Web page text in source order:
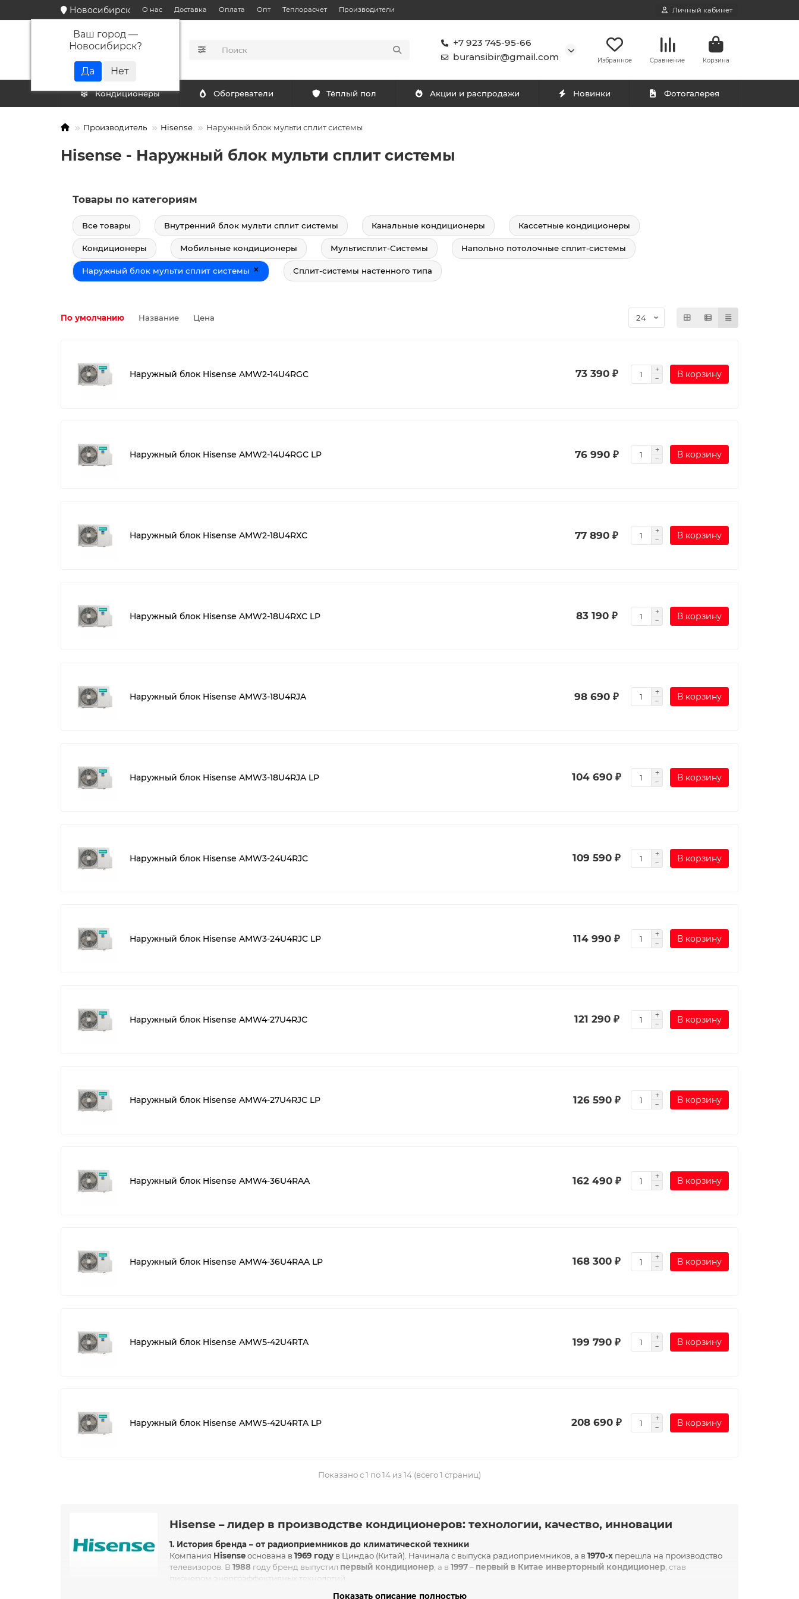
Новосибирск
Ваш город —
Новосибирск?
О нас Доставка Оплата Опт Теплорасчет Производители Личный кабинет
КАТАЛОГ
+7 923 745-95-66
buransibir@gmail.com
Избранное Сравнение Корзина
Кондиционеры Обогреватели Тёплый пол Акции и распродажи Новинки Фотогалерея
Производитель Hisense Наружный блок мульти сплит системы
Hisense - Наружный блок мульти сплит системы
Товары по категориям
Все товары Внутренний блок мульти сплит системы Канальные кондиционеры Кассетные кондиционеры
Кондиционеры Мобильные кондиционеры Мультисплит-Системы Напольно потолочные сплит-системы
Наружный блок мульти сплит системы × Сплит-системы настенного типа
По умолчанию Название Цена
Наружный блок Hisense AMW2-14U4RGC 73 390 ₽ В корзину
Наружный блок Hisense AMW2-14U4RGC LP 76 990 ₽ В корзину
Наружный блок Hisense AMW2-18U4RXC 77 890 ₽ В корзину
Наружный блок Hisense AMW2-18U4RXC LP 83 190 ₽ В корзину
Наружный блок Hisense AMW3-18U4RJA 98 690 ₽ В корзину
Наружный блок Hisense AMW3-18U4RJA LP 104 690 ₽ В корзину
Наружный блок Hisense AMW3-24U4RJC 109 590 ₽ В корзину
Наружный блок Hisense AMW3-24U4RJC LP 114 990 ₽ В корзину
Наружный блок Hisense AMW4-27U4RJC 121 290 ₽ В корзину
Наружный блок Hisense AMW4-27U4RJC LP 126 590 ₽ В корзину
Наружный блок Hisense AMW4-36U4RAA 162 490 ₽ В корзину
Наружный блок Hisense AMW4-36U4RAA LP 168 300 ₽ В корзину
Наружный блок Hisense AMW5-42U4RTA 199 790 ₽ В корзину
Наружный блок Hisense AMW5-42U4RTA LP 208 690 ₽ В корзину
Показано с 1 по 14 из 14 (всего 1 страниц)
Hisense – лидер в производстве кондиционеров: технологии, качество, инновации
1. История бренда – от радиоприемников до климатической техники
Компания Hisenseоснована в 1969 году в Циндао (Китай). Начинала с выпуска радиоприемников, а в 1970-х перешла на производство
телевизоров. В 1988 году бренд выпустил первый кондиционер , а в 1997– первый в Китае инверторный кондиционер , став
пионером энергоэффективных технологий.
Показать описание полностью